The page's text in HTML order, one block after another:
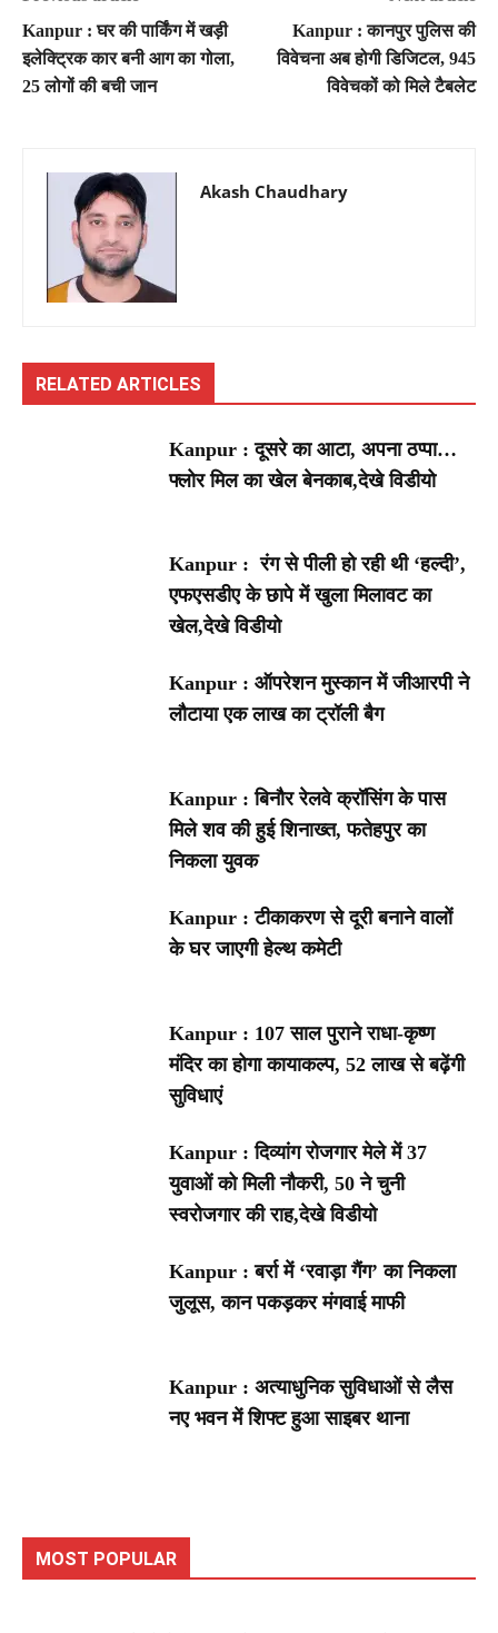
Kanpur : घर की पार्किंग में खड़ी
इलेक्ट्रिक कार बनी आग का गोला,
25 लोगों की बची जान
Kanpur : कानपुर पुलिस की
विवेचना अब होगी डिजिटल, 945
विवेचकों को मिले टैबलेट
Akash Chaudhary
RELATED ARTICLES
Kanpur : दूसरे का आटा, अपना ठप्पा…
फ्लोर मिल का खेल बेनकाब,देखे विडीयो
Kanpur : रंग से पीली हो रही थी ‘हल्दी’,
एफएसडीए के छापे में खुला मिलावट का
खेल,देखे विडीयो
Kanpur : ऑपरेशन मुस्कान में जीआरपी ने
लौटाया एक लाख का ट्रॉली बैग
Kanpur : बिनौर रेलवे क्रॉसिंग के पास
मिले शव की हुई शिनाख्त, फतेहपुर का
निकला युवक
Kanpur : टीकाकरण से दूरी बनाने वालों
के घर जाएगी हेल्थ कमेटी
Kanpur : 107 साल पुराने राधा-कृष्ण
मंदिर का होगा कायाकल्प, 52 लाख से बढ़ेंगी
सुविधाएं
Kanpur : दिव्यांग रोजगार मेले में 37
युवाओं को मिली नौकरी, 50 ने चुनी
स्वरोजगार की राह,देखे विडीयो
Kanpur : बर्रा में ‘रवाड़ा गैंग’ का निकला
जुलूस, कान पकड़कर मंगवाई माफी
Kanpur : अत्याधुनिक सुविधाओं से लैस
नए भवन में शिफ्ट हुआ साइबर थाना
MOST POPULAR